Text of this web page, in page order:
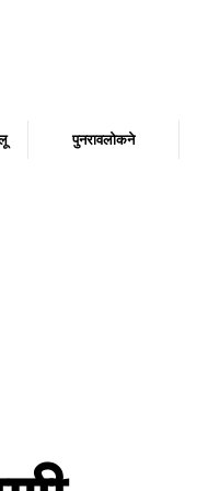
पुनरावलोकने